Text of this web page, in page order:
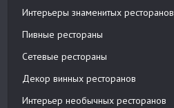
Интерьеры знаменитых ресторанов
Пивные рестораны
Сетевые рестораны
Декор винных ресторанов
Интерьер необычных ресторанов